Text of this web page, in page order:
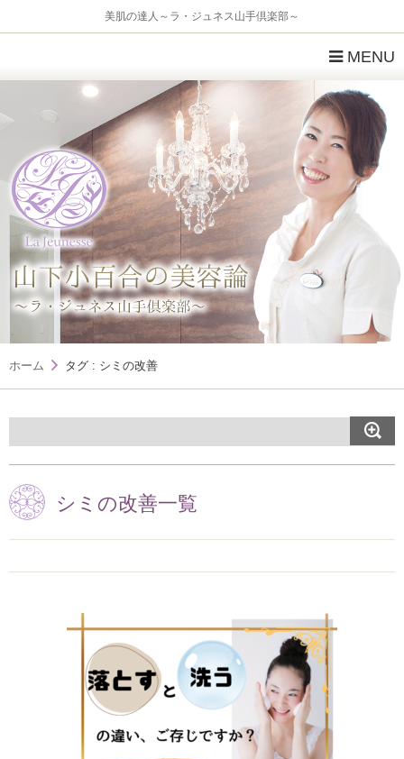
美肌の達人～ラ・ジュネス山手倶楽部～
MENU
ホーム タグ : シミの改善
シミの改善一覧